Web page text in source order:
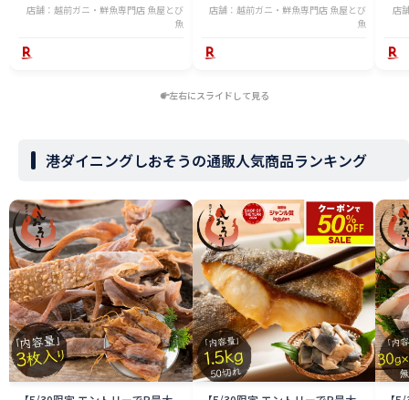
店舗：越前ガニ・鮮魚専門店 魚屋とび
魚
店舗：越前ガニ・鮮魚専門店 魚屋とび
魚
店
左右にスライドして見る
港ダイニングしおそうの通販人気商品ランキング